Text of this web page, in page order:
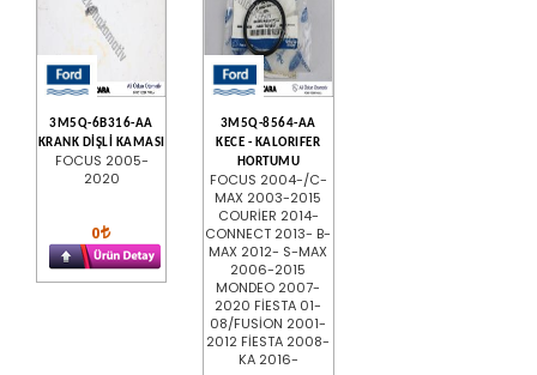
3M5Q-6B316-AA
KRANK DİŞLİ KAMASI
FOCUS 2005-
2020
0
3M5Q-8564-AA
KECE - KALORIFER
HORTUMU
FOCUS 2004-/C-
MAX 2003-2015
COURİER 2014-
CONNECT 2013- B-
MAX 2012- S-MAX
2006-2015
MONDEO 2007-
2020 FİESTA 01-
08/FUSİON 2001-
2012 FİESTA 2008-
KA 2016-